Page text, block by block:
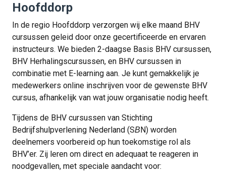
Hoofddorp
In de regio Hoofddorp verzorgen wij elke maand BHV
cursussen geleid door onze gecertificeerde en ervaren
instructeurs. We bieden 2-daagse Basis BHV cursussen,
BHV Herhalingscursussen, en BHV cursussen in
combinatie met E-learning aan. Je kunt gemakkelijk je
medewerkers online inschrijven voor de gewenste BHV
cursus, afhankelijk van wat jouw organisatie nodig heeft.
Tijdens de BHV cursussen van Stichting
Bedrijfshulpverlening Nederland (SBN) worden
deelnemers voorbereid op hun toekomstige rol als
BHV’er. Zij leren om direct en adequaat te reageren in
noodgevallen, met speciale aandacht voor: